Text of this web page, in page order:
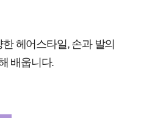
헤어스타일, 손과 발의
배웁니다.